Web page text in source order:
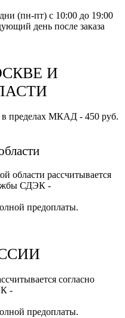
(пн-пт) с 10:00 до 19:00
день после заказа
И
в пределах МКАД - 450 руб.
области рассчитывается
СДЭК -
предоплаты.
согласно
-
предоплаты.